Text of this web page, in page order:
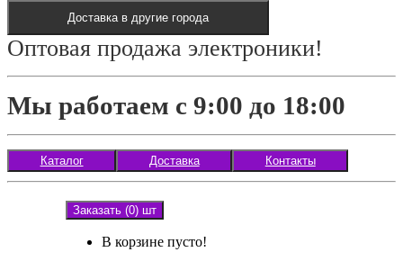
Доставка в другие города
Оптовая продажа электроники!
Мы работаем с 9:00 до 18:00
Каталог Доставка Контакты
Заказать (0) шт
В корзине пусто!